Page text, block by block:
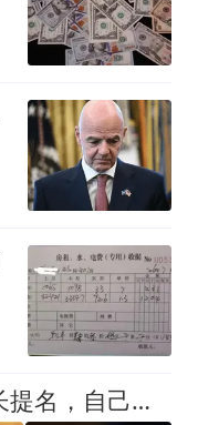
2人叛变！特朗普司法部长提名，自己人连番反水仅差一点就翻车